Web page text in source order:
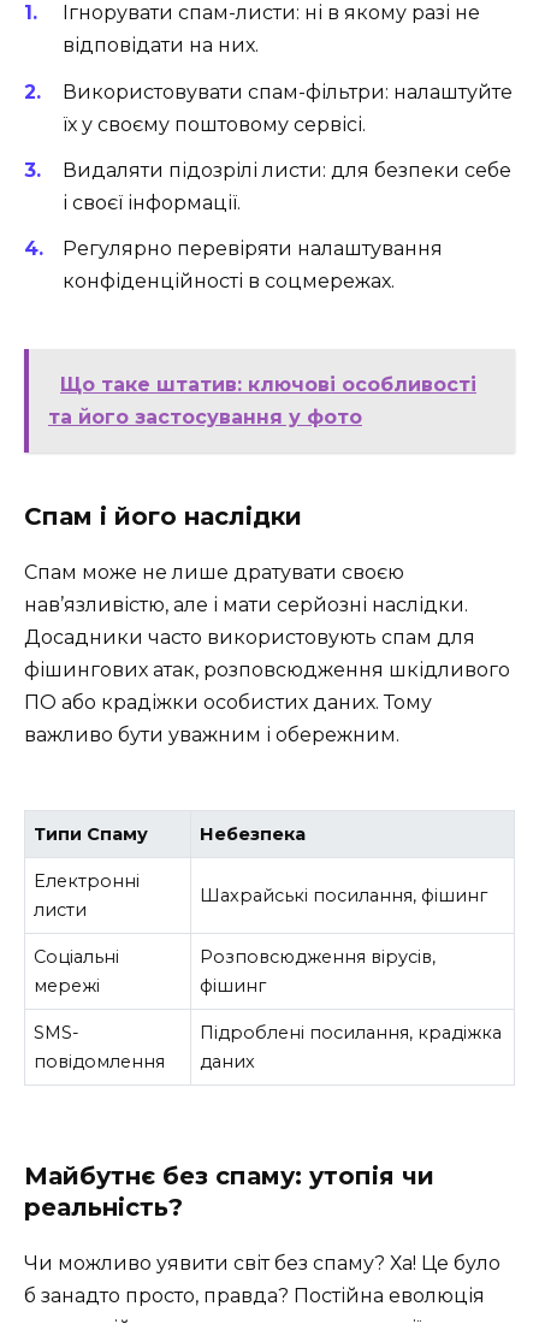
Ігнорувати спам-листи: ні в якому разі не
відповідати на них.
Використовувати спам-фільтри: налаштуйте
їх у своєму поштовому сервісі.
Видаляти підозрілі листи: для безпеки себе
і своєї інформації.
Регулярно перевіряти налаштування
конфіденційності в соцмережах.
Що таке штатив: ключові особливості
та його застосування у фото
Спам і його наслідки
Спам може не лише дратувати своєю
нав’язливістю, але і мати серйозні наслідки.
Досадники часто використовують спам для
фішингових атак, розповсюдження шкідливого
ПО або крадіжки особистих даних. Тому
важливо бути уважним і обережним.
Типи Спаму Небезпека
Електронні
листи
Шахрайські посилання, фішинг
Соціальні
мережі
Розповсюдження вірусів,
фішинг
SMS-
повідомлення
Підроблені посилання, крадіжка
даних
Майбутнє без спаму: утопія чи
реальність?
Чи можливо уявити світ без спаму? Ха! Це було
б занадто просто, правда? Постійна еволюція